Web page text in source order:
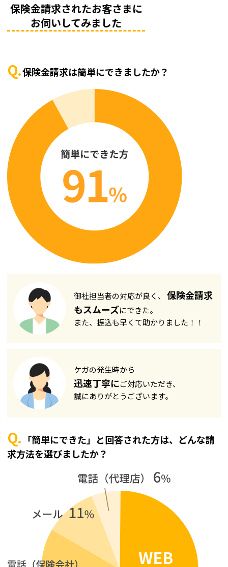
保険金請求されたお客さまに
お伺いしてみました
Q.保険金請求は簡単にできましたか？
御社担当者の対応が良く、
保険金請求
もスムーズにできた。
また、振込も早くて助かりました！！
ケガの発生時から
迅速丁寧にご対応いただき、
誠にありがとうございます。
Q. 「簡単にできた」と回答された方は、どんな請
求方法を選びましたか？